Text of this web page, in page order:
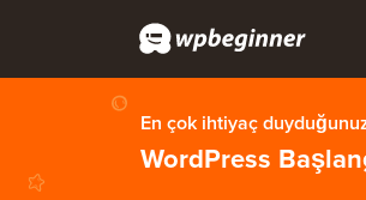
En çok ihtiyaç
WordPress